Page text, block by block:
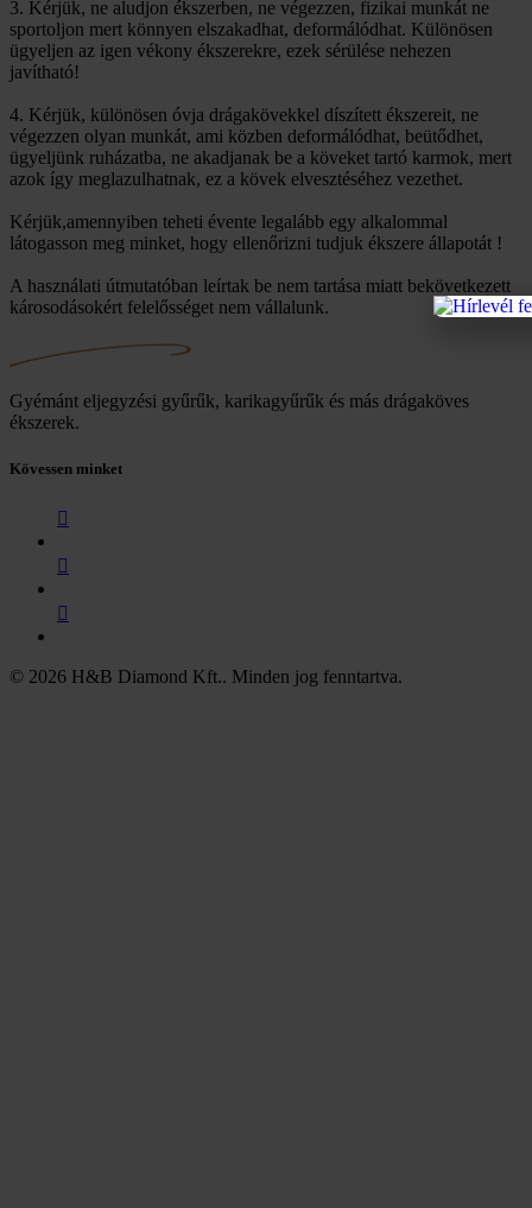
3. Kérjük, ne aludjon ékszerben, ne végezzen, fizikai munkát ne
sportoljon mert könnyen elszakadhat, deformálódhat. Különösen
ügyeljen az igen vékony ékszerekre, ezek sérülése nehezen
javítható!
4. Kérjük, különösen óvja drágakövekkel díszített ékszereit, ne
végezzen olyan munkát, ami közben deformálódhat, beütődhet,
ügyeljünk ruházatba, ne akadjanak be a köveket tartó karmok, mert
azok így meglazulhatnak, ez a kövek elvesztéséhez vezethet.
Kérjük,amennyiben teheti évente legalább egy alkalommal
látogasson meg minket, hogy ellenőrizni tudjuk ékszere állapotát !
A használati útmutatóban leírtak be nem tartása miatt bekövetkezett
károsodásokért felelősséget nem vállalunk.
Gyémánt eljegyzési gyűrűk, karikagyűrűk és más drágaköves
ékszerek.
Kövessen minket
© 2026 H&B Diamond Kft.. Minden jog fenntartva.